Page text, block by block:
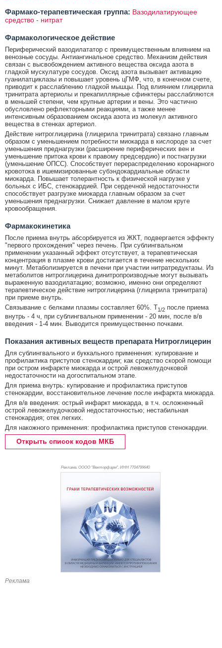
Фармако-терапевтическая группа: Вазодилатирующее
средство - нитрат
Фармакологическое действие
Периферический вазодилататор с преимущественным влиянием на
венозные сосуды. Антиангинальное средство. Механизм действия
связан с высвобождением активного вещества оксида азота в
гладкой мускулатуре сосудов. Оксид азота вызывает активацию
гуанилатциклазы и повышает уровень цГМФ, что, в конечном счете,
приводит к расслаблению гладкой мышцы. Под влиянием глицерила
тринитрата артериолы и прекапиллярные сфинктеры расслабляются
в меньшей степени, чем крупные артерии и вены. Это частично
обусловлено рефлекторными реакциями, а также менее
интенсивным образованием оксида азота из молекул активного
вещества в стенках артериол.
Действие нитроглицерина (глицерила тринитрата) связано главным
образом с уменьшением потребности миокарда в кислороде за счет
уменьшения преднагрузки (расширение периферических вен и
уменьшение притока крови к правому предсердию) и постнагрузки
(уменьшение ОПСС). Способствует перераспределению коронарного
кровотока в ишемизированные субэндокардиальные области
миокарда. Повышает толерантность к физической нагрузке у
больных с ИБС, стенокардией. При сердечной недостаточности
способствует разгрузке миокарда главным образом за счет
уменьшения преднагрузки. Снижает давление в малом круге
кровообращения.
Фармакокинетика
После приема внутрь абсорбируется из ЖКТ, подвергается эффекту
"первого прохождения" через печень. При сублингвальном
применении указанный эффект отсутствует, а терапевтическая
концентрация в плазме крови достигается в течение нескольких
минут. Метаболизируется в печени при участии нитратредуктазы. Из
метаболитов нитроглицерина динитропроизводные могут вызывать
выраженную вазодилатацию; возможно, именно они определяют
терапевтическое действие нитроглицерина (глицерила тринитрата)
при приеме внутрь.
Связывание с белками плазмы составляет 60%. T1/2 после приема
внутрь - 4 ч, при сублингвальном применении - 20 мин, после в/в
введения - 1-4 мин. Выводится преимущественно почками.
Показания активных веществ препарата Нитроглицерин
Для сублингвального и буккального применения: купирование и
профилактика приступов стенокардии; как средство скорой помощи
при остром инфаркте миокарда и острой левожелудочковой
недостаточности на догоспитальном этапе.
Для приема внутрь: купирование и профилактика приступов
стенокардии, восстановительное лечение после инфаркта миокарда.
Для в/в введения: острый инфаркт миокарда, в т.ч. осложненный
острой левожелудочковой недостаточностью; нестабильная
стенокардия; отек легких.
Для накожного применения: профилактика приступов стенокардии.
Открыть список кодов МКБ
Реклама. ОООО "Векторфарм", ИНН 7704799640
Реклама